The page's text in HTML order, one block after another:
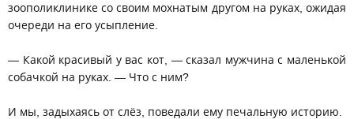
зоополиклинике со своим мохнатым другом на руках, ожидая
очереди на его усыпление.
— Какой красивый у вас кот, — сказал мужчина с маленькой
собачкой на руках. — Что с ним?
И мы, задыхаясь от слёз, поведали ему печальную историю.